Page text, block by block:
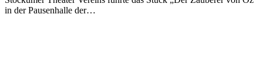
in der Pausenhalle der…